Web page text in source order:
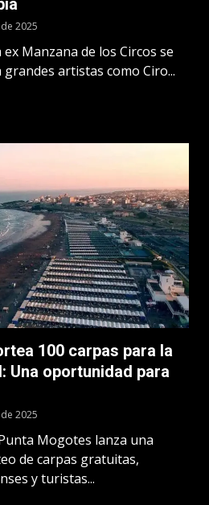
2025
Manzana de los Circos se
artistas como Ciro...
100 carpas para la
Una oportunidad para
2025
Mogotes lanza una
de carpas gratuitas,
y turistas...